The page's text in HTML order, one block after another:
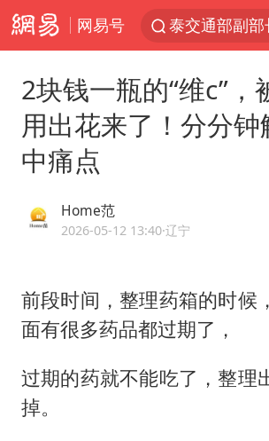
网易号
2块钱一瓶的“维c”，
用出花来了！分分
中痛点
Home范
2026-05-12 13:40·辽宁
前段时间，整理药箱的时候
面有很多药品都过期了，
过期的药就不能吃了，整理
掉。